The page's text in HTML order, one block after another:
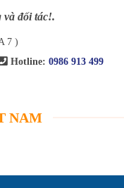
và đối tác!.
7 )
Hotline: 0986 913 499
NAM